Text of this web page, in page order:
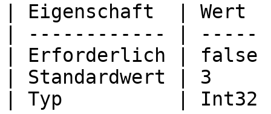
| Eigenschaft  | Wert
| ------------ | -----
| Erforderlich | false
| Standardwert | 3
| Typ          | Int32